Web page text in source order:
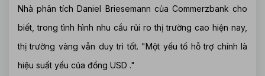
Nhà phân tích Daniel Briesemann của Commerzbank cho
biết, trong tình hình nhu cầu rủi ro thị trường cao hiện nay,
thị trường vàng vẫn duy trì tốt. "Một yếu tố hỗ trợ chính là
hiệu suất yếu của đồng USD ."